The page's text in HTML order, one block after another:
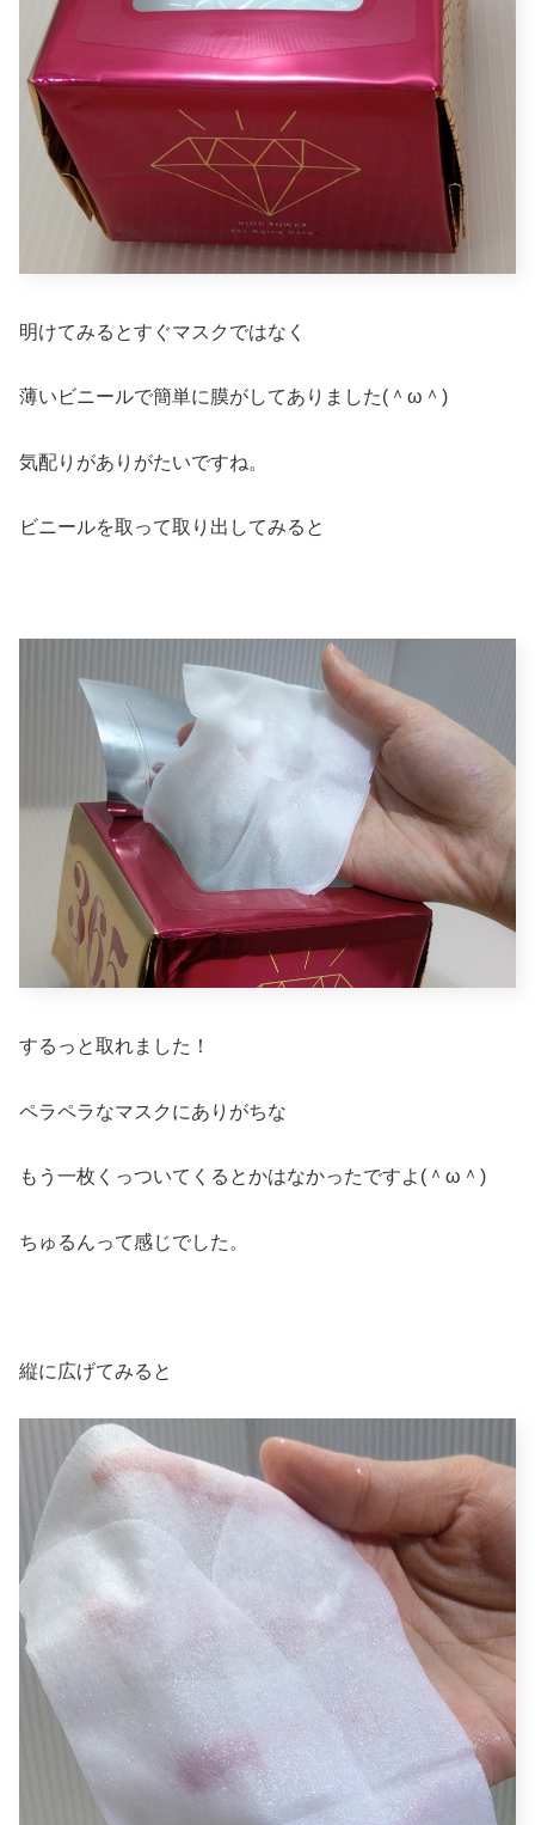
明けてみるとすぐマスクではなく
薄いビニールで簡単に膜がしてありました(＾ω＾)
気配りがありがたいですね。
ビニールを取って取り出してみると
するっと取れました！
ペラペラなマスクにありがちな
もう一枚くっついてくるとかはなかったですよ(＾ω＾)
ちゅるんって感じでした。
縦に広げてみると